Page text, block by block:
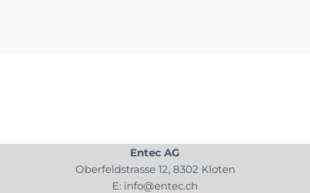
Entec AG
Oberfeldstrasse 12, 8302 Kloten
E: info@entec.ch